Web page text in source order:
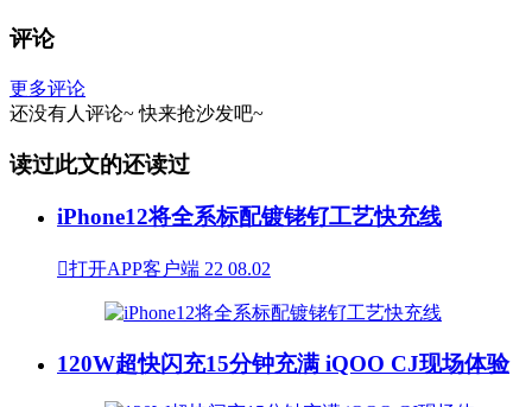
评论
更多评论
还没有人评论~ 快来抢沙发吧~
读过此文的还读过
iPhone12将全系标配镀铑钌工艺快充线
打开APP客户端 22 08.02
120W超快闪充15分钟充满 iQOO CJ现场体验